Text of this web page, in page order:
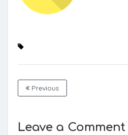
Previous
Leave a Comment